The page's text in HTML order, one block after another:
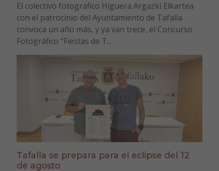
El colectivo fotográfico Higuera Argazki Elkartea
con el patrocinio del Ayuntamiento de Tafalla
convoca un año más, y ya van trece, el Concurso
Fotográfico “Fiestas de T...
Tafalla se prepara para el eclipse del 12
de agosto